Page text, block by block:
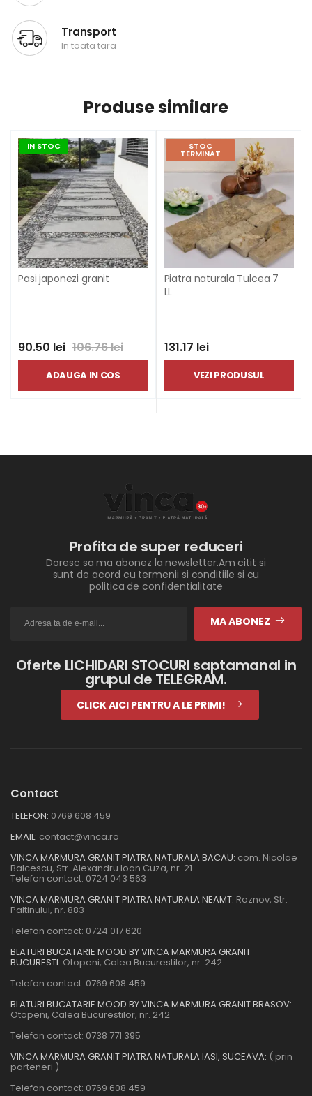
Transport
In toata tara
Produse similare
IN STOC
Pasi japonezi granit
90.50 lei 106.76 lei
ADAUGA IN COS
STOC
TERMINAT
Piatra naturala Tulcea 7
LL
131.17 lei
VEZI PRODUSUL
Profita de super reduceri
Doresc sa ma abonez la newsletter.Am citit si
sunt de acord cu termenii si conditiile si cu
politica de confidentialitate
MA ABONEZ
Oferte LICHIDARI STOCURI saptamanal in
grupul de TELEGRAM.
CLICK AICI PENTRU A LE PRIMI!
Contact
TELEFON: 0769 608 459
EMAIL: contact@vinca.ro
VINCA MARMURA GRANIT PIATRA NATURALA BACAU: com. Nicolae
Balcescu, Str. Alexandru Ioan Cuza, nr. 21
Telefon contact: 0724 043 563
VINCA MARMURA GRANIT PIATRA NATURALA NEAMT: Roznov, Str.
Paltinului, nr. 883
Telefon contact: 0724 017 620
BLATURI BUCATARIE MOOD BY VINCA MARMURA GRANIT
BUCURESTI: Otopeni, Calea Bucurestilor, nr. 242
Telefon contact: 0769 608 459
BLATURI BUCATARIE MOOD BY VINCA MARMURA GRANIT BRASOV:
Otopeni, Calea Bucurestilor, nr. 242
Telefon contact: 0738 771 395
VINCA MARMURA GRANIT PIATRA NATURALA IASI, SUCEAVA: ( prin
parteneri )
Telefon contact: 0769 608 459